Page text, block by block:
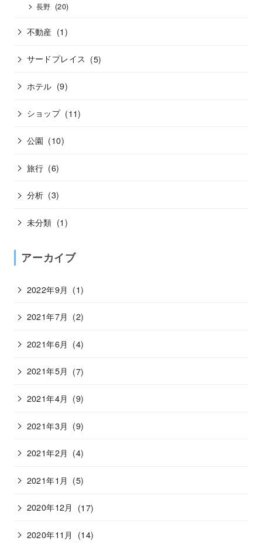
長野 (20)
不動産 (1)
サードプレイス (5)
ホテル (9)
ショップ (11)
公園 (10)
旅行 (6)
分析 (3)
未分類 (1)
アーカイブ
2022年9月 (1)
2021年7月 (2)
2021年6月 (4)
2021年5月 (7)
2021年4月 (9)
2021年3月 (9)
2021年2月 (4)
2021年1月 (5)
2020年12月 (17)
2020年11月 (14)